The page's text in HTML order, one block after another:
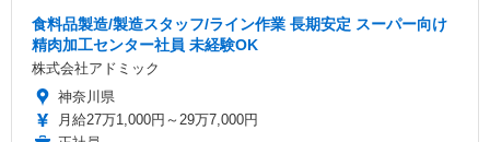
食料品製造/製造スタッフ/ライン作業 長期安定 スーパー向け
精肉加工センター社員 未経験OK
株式会社アドミック
神奈川県
月給27万1,000円～29万7,000円